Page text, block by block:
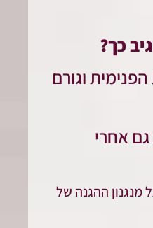
כך?
וגורם
אחרי
מנגנון ההגנה של